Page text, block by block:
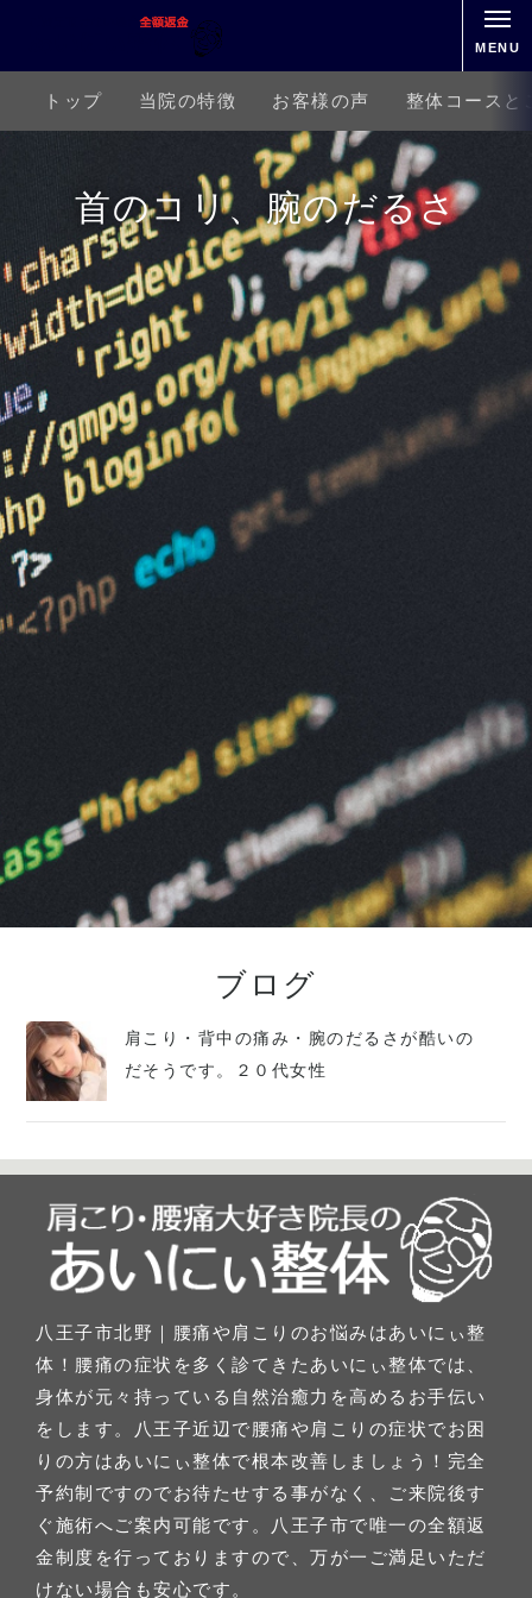
MENU
トップ 当院の特徴 お客様の声 整体コースと
首のコリ、腕のだるさ
ブログ
肩こり・背中の痛み・腕のだるさが酷いの
だそうです。２０代女性
八王子市北野｜腰痛や肩こりのお悩みはあいにぃ整
体！腰痛の症状を多く診てきたあいにぃ整体では、
身体が元々持っている自然治癒力を高めるお手伝い
をします。八王子近辺で腰痛や肩こりの症状でお困
りの方はあいにぃ整体で根本改善しましょう！完全
予約制ですのでお待たせする事がなく、ご来院後す
ぐ施術へご案内可能です。八王子市で唯一の全額返
金制度を行っておりますので、万が一ご満足いただ
けない場合も安心です。